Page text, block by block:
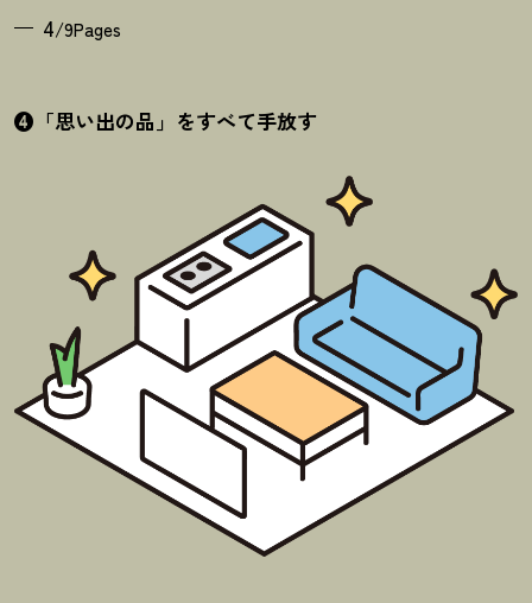
4/9Pages
❹「思い出の品」をすべて手放す